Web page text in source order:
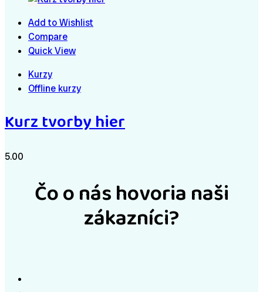
Add to Wishlist
Compare
Quick View
Kurzy
Offline kurzy
Kurz tvorby hier
5.00
Čo o nás hovoria naši
zákazníci?